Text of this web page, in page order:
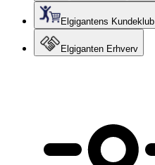
Elgigantens Kundeklub
Elgiganten Erhverv